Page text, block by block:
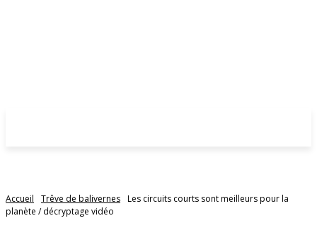
Accueil Trêve de balivernes Les circuits courts sont meilleurs pour la
planète / décryptage vidéo